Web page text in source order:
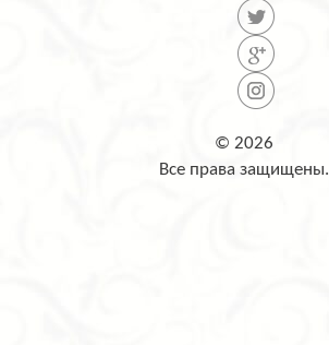
© 2026
Все права защищены.